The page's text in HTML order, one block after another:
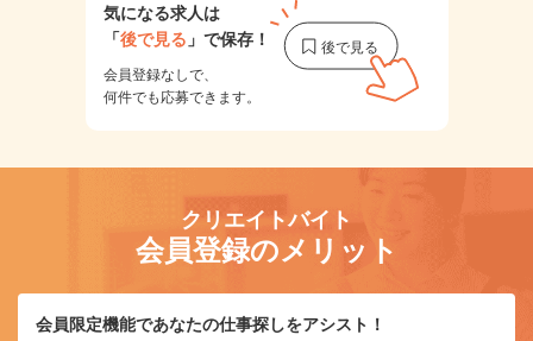
気になる求人は
「後で見る 」で保存！
会員登録なしで、
何件でも応募できます。
クリエイトバイト
会員登録のメリット
会員限定機能であなたの仕事探しをアシスト！